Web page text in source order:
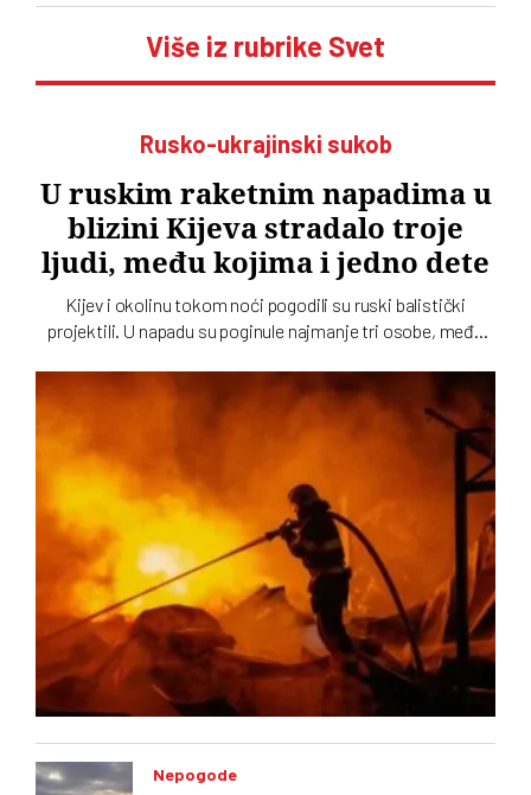
Više iz rubrike Svet
Rusko-ukrajinski sukob
U ruskim raketnim napadima u
blizini Kijeva stradalo troje
ljudi, među kojima i jedno dete
Kijev i okolinu tokom noći pogodili su ruski balistički
projektili. U napadu su poginule najmanje tri osobe, među
Nepogode